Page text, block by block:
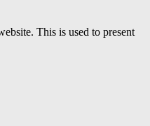
This is used to present